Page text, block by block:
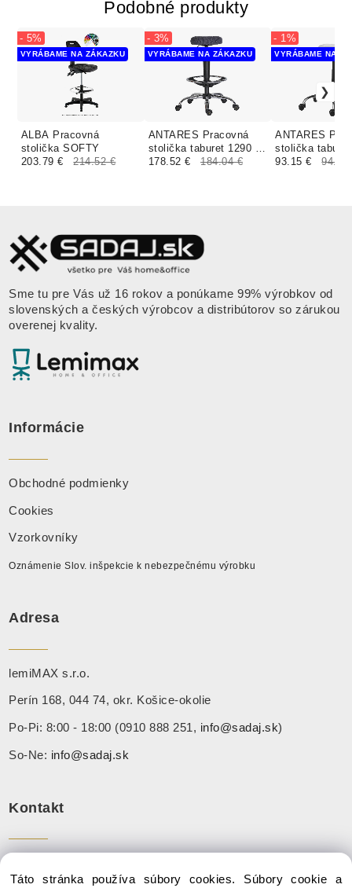
Podobné produkty
ALBA Pracovná
stolička SOFTY
VYRÁBAME NA ZÁKAZKU
- 5%
203.79 € 214.52 €
ANTARES Pracovná
stolička taburet 1290 C
ANTISTATIC ESD
VYRÁBAME NA ZÁKAZKU
- 3%
178.52 € 184.04 €
ANTARES
stolička
čalúnenie
VYRÁBAME NA
- 1%
93.15 € 94.10
Sme tu pre Vás už 16 rokov a ponúkame 99% výrobkov od
slovenských a českých výrobcov a distribútorov so zárukou
overenej kvality.
Informácie
Obchodné podmienky
Cookies
Vzorkovníky
Oznámenie Slov. inšpekcie k nebezpečnému výrobku
Adresa
lemiMAX s.r.o.
Perín 168, 044 74, okr. Košice-okolie
Po-Pi: 8:00 - 18:00 (0910 888 251, info@sadaj.sk)
So-Ne: info@sadaj.sk
Kontakt
Táto stránka používa súbory cookies. Súbory cookie a